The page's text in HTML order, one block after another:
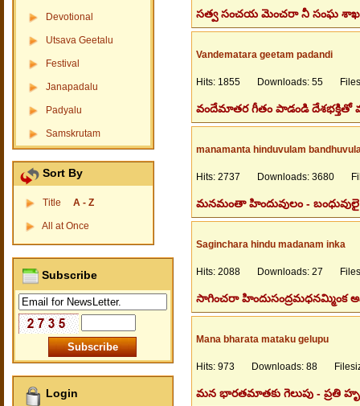
Devotional
Utsava Geetalu
Festival
Janapadalu
Padyalu
Samskrutam
Sort By
Title A - Z
All at Once
Subscribe
Login
సత్వ సంచయ మెంచరా నీ సంఘ
Vandematara geetam padandi
Hits: 1855 Downloads: 55
వందేమాతర గీతం పాడండి
manamanta hinduvulam
Hits: 2737 Downloads: 3680
మనమంతా హిందువులం -
Saginchara hindu madanam inka
Hits: 2088 Downloads: 27
సాగించరా హిందుసంద్రమధనమ్మింక
Mana bharata mataku gelupu
Hits: 973 Downloads: 88
మన భారతమాతకు గెలుపు - ప్రతి